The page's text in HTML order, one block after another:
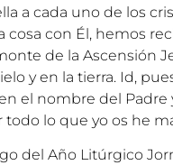
a cada uno de los
cosa con Él, hemos
de la Ascensión
y en la tierra. Id,
el nombre del Padre
lo que yo os he
del Año Litúrgico